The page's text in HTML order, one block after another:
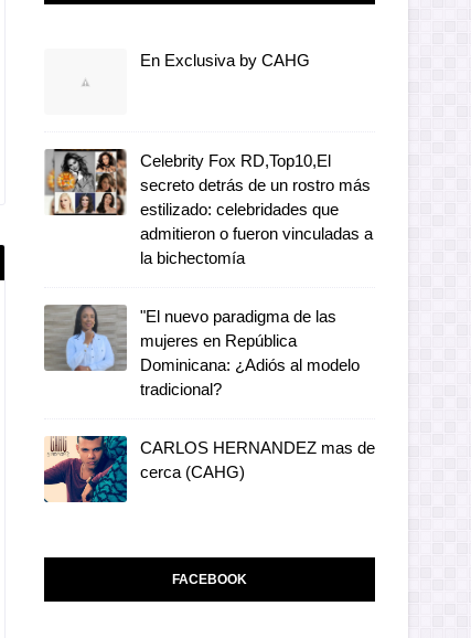
En Exclusiva by CAHG
Celebrity Fox RD,Top10,El
secreto detrás de un rostro más
estilizado: celebridades que
admitieron o fueron vinculadas a
la bichectomía
"El nuevo paradigma de las
mujeres en República
Dominicana: ¿Adiós al modelo
tradicional?
CARLOS HERNANDEZ mas de
cerca (CAHG)
FACEBOOK